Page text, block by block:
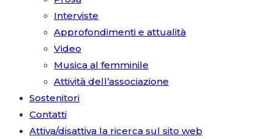
Interviste
Approfondimenti e attualità
Video
Musica al femminile
Attività dell’associazione
Sostenitori
Contatti
Attiva/disattiva la ricerca sul sito web